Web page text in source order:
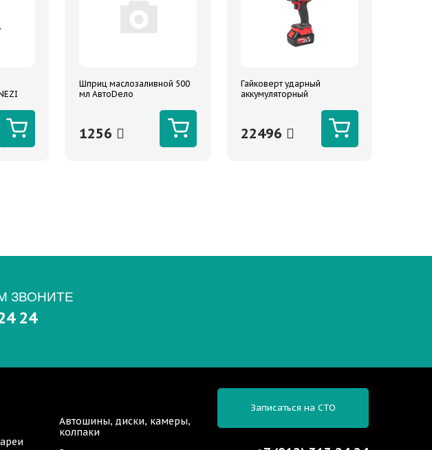
Шприц маслозаливной 500
мл АвтоDело
1256
Гайковерт ударный
аккумуляторный
22496
ЗВОНИТЕ
24
Автошины, диски, камеры,
колпаки
Записаться на СТО